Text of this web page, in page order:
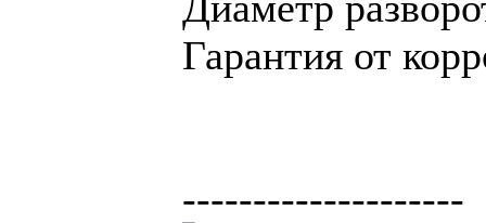
Гарантия от
--------------------